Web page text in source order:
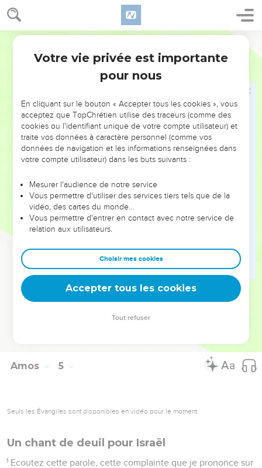
Amos 4
autre qui ne l'a pas reçue s'est desséché ;
deux, trois villes sont allées vers une autre pour boire de
l'eau, et elles n'ont pas apaisé leur soif. Malgré cela, vous
n'êtes pas revenus à moi, déclare l'Eternel.
Je vous ai frappés par la rouille et par la nielle ; vos
nombreux jardins, vos vignes, vos figuiers et vos oliviers ont
été dévorés par les sauterelles. Malgré cela, vous n'êtes pas
revenus à moi, déclare l'Eternel.
J'ai envoyé parmi vous la peste comme en Egypte, j'ai tué
vos jeunes gens par l'épée et laissé prendre vos chevaux ;
j'ai fait monter à vos narines l'infection de votre camp.
Je vous ai bouleversés comme lors de la catastrophe dont
Dieu a frappé Sodome et Gomorrhe et vous avez été pareils
à un bout de bois arraché de l'incendie. Malgré cela, vous
n'êtes pas revenus à moi, déclare l'Eternel.
C'est pourquoi je te traiterai de la même manière, Israël, et
puisque je te traiterai de la même manière, prépare-toi à
rencontrer ton Dieu, Israël !
En effet, c'est lui qui a formé les montagnes et créé le
vent, lui qui fait connaître à l'homme ses pensées, qui
Amos 5
Seuls les Évangiles sont disponibles en vidéo pour le moment.
Un chant de deuil pour Israël
1 Ecoutez cette parole, cette complainte que je prononce sur
Votre vie privée est importante
pour nous
En cliquant sur le bouton « Accepter tous les cookies », vous
acceptez que TopChrétien utilise des traceurs (comme des
cookies ou l'identifiant unique de votre compte utilisateur) et
traite vos données à caractère personnel (comme vos
données de navigation et les informations renseignées dans
votre compte utilisateur) dans les buts suivants :
Mesurer l'audience de notre service
Vous permettre d'utiliser des services tiers tels que de la
vidéo, des cartes du monde…
Vous permettre d'entrer en contact avec notre service de
relation aux utilisateurs.
Choisir mes cookies
Accepter tous les cookies
Tout refuser